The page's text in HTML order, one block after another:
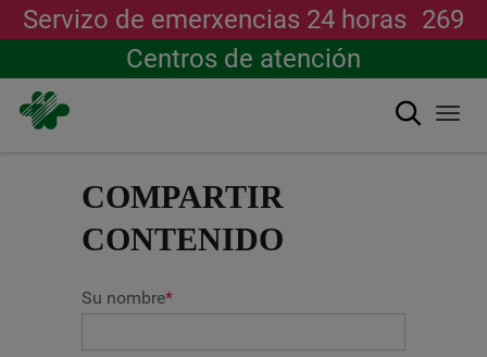
Servizo de emerxencias 24 horas 269
Centros de atención
Buscar
COMPARTIR
CONTENIDO
Su nombre*